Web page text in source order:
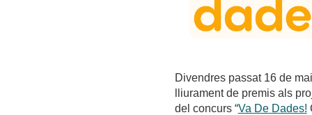
Divendres passat 16 de
lliurament de premis als
del concurs “Va De Dades!